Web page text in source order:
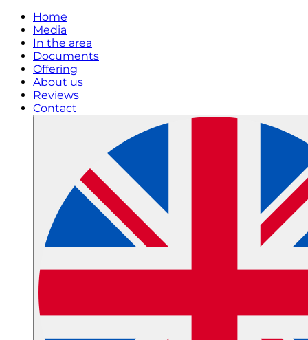
Home
Media
In the area
Documents
Offering
About us
Reviews
Contact